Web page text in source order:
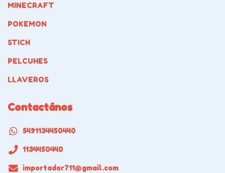
MINECRAFT
POKEMON
STICH
PELCUHES
LLAVEROS
Contactános
5491134450440
1134450440
importador711@gmail.com